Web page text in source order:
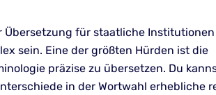
Übersetzung für staatliche Institutionen
sein. Eine der größten Hürden ist die
präzise zu übersetzen. Du
in der Wortwahl erhebliche